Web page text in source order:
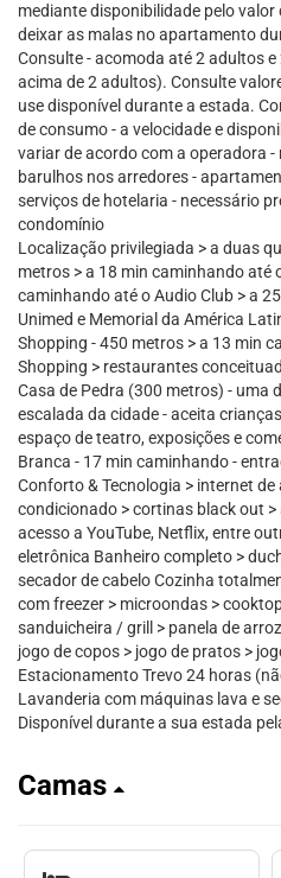
mediante disponibilidade pelo
deixar as malas no apartamento
Consulte - acomoda até 2 adultos
acima de 2 adultos). Consulte
use disponível durante a estada.
de consumo - a velocidade e
variar de acordo com a operadora
barulhos nos arredores -
serviços de hotelaria - necessário
condomínio
Localização privilegiada > a duas
metros > a 18 min caminhando até
caminhando até o Audio Club > a
Unimed e Memorial da América
Shopping - 450 metros > a 13 min
Shopping > restaurantes
Casa de Pedra (300 metros) - uma
escalada da cidade - aceita
espaço de teatro, exposições e
Branca - 17 min caminhando -
Conforto & Tecnologia > internet de
condicionado > cortinas black out
acesso a YouTube, Netflix, entre
eletrônica Banheiro completo >
secador de cabelo Cozinha
com freezer > microondas >
sanduicheira / grill > panela de
jogo de copos > jogo de pratos >
Estacionamento Trevo 24 horas
Lavanderia com máquinas lava e
Disponível durante a sua estada
Camas